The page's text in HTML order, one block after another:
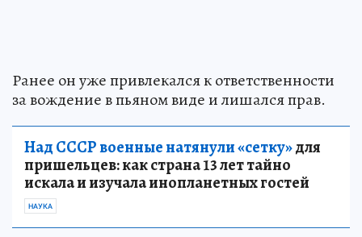
Ранее он уже привлекался к ответственности
за вождение в пьяном виде и лишался прав.
Над СССР военные натянули «сетку»для
пришельцев: как страна 13 лет тайно
искала и изучала инопланетных гостей
НАУКА